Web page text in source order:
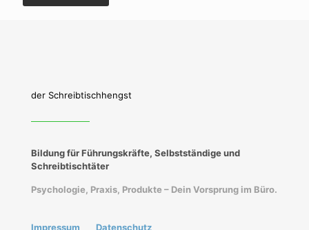
der Schreibtischhengst
Bildung für Führungskräfte, Selbstständige und
Schreibtischtäter
Psychologie, Praxis, Produkte – Dein Vorsprung im Büro.
Impressum Datenschutz